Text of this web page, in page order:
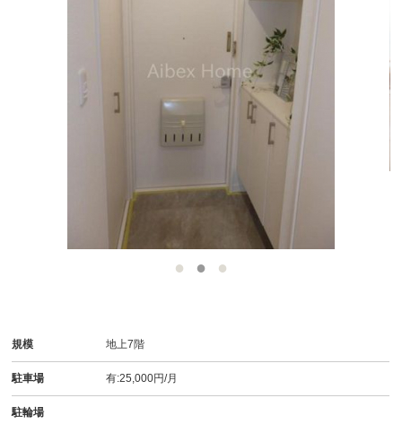
規模 地上7階
駐車場 有:25,000円/月
駐輪場